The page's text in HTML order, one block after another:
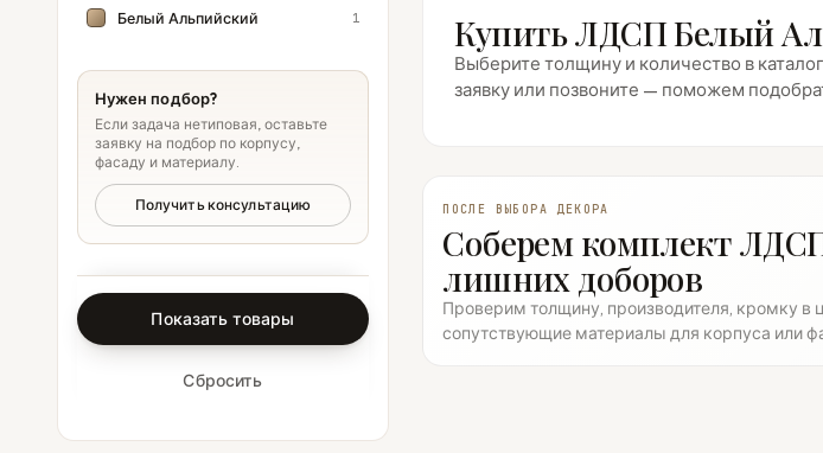
Белый Альпийский 1
Нужен подбор?
Если задача нетиповая, оставьте
заявку на подбор по корпусу,
фасаду и материалу.
Получить консультацию
Показать товары
Сбросить
Купить ЛДСП Белый
Выберите толщину и количество в
заявку или позвоните — поможем
ПОСЛЕ ВЫБОРА ДЕКОРА
Соберем комплект
лишних доборов
Проверим толщину, производителя, кромку в
сопутствующие материалы для корпуса или